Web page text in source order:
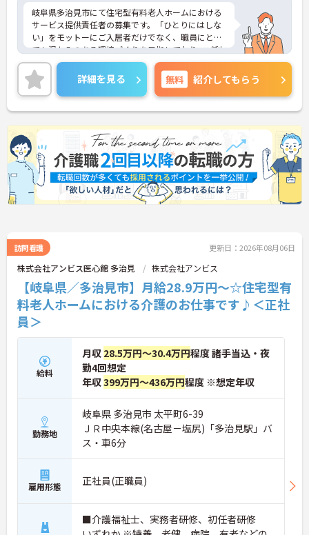
岐阜県多治見市にて住宅型有料老人ホームにおける
サービス提供責任者の募集です。「ひとりにはしな
い」をモットーにご入居者だけでなく、職員にとっ
ても温かみのある環境づくりを目指しており、ご利
用者一人ひとりに寄り添ってサービスを提供してい
ただける方を募集しています。サービス提供責任者
の経験がなくスタートされた方も多数いらっしゃい
ます。
ご興味のある方には、面接対策ポイントなど、さら
に詳細をお話しいたしますのでお気軽にご相談くだ
さい！
詳細を見る 無料 紹介してもらう
訪問看護 更新日：2026年08月06日
株式会社アンビス医心館 多治見 株式会社アンビス
【岐阜県／多治見市】月給28.9万円～☆住宅型有
料老人ホームにおける介護のお仕事です♪＜正社
員＞
給料
月収 28.5万円～30.4万円程度 諸手当込・夜
勤4回想定
年収399万円～436万円程度 ※想定年収
勤務地
岐阜県 多治見市 太平町6-39
ＪＲ中央本線(名古屋－塩尻)「多治見駅」バ
ス・車6分
雇用形態 正社員(正職員)
■介護福祉士、実務者研修、初任者研修